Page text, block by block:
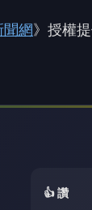
聞網》授權提
👍 讚